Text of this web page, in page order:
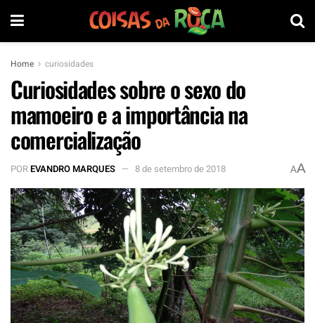
Home curiosidades
Curiosidades sobre o sexo do
mamoeiro e a importância na
comercialização
POREVANDRO MARQUES 8 de setembro de 2018 AA